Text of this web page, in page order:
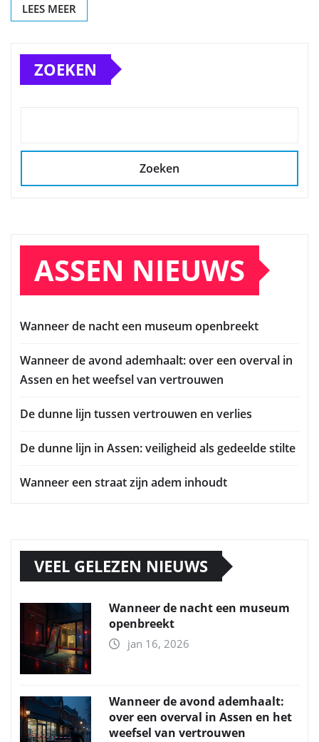
LEES MEER
ZOEKEN
Zoeken
ASSEN NIEUWS
Wanneer de nacht een museum openbreekt
Wanneer de avond ademhaalt: over een overval in
Assen en het weefsel van vertrouwen
De dunne lijn tussen vertrouwen en verlies
De dunne lijn in Assen: veiligheid als gedeelde stilte
Wanneer een straat zijn adem inhoudt
VEEL GELEZEN NIEUWS
Wanneer de nacht een museum
openbreekt
jan 16, 2026
Wanneer de avond ademhaalt:
over een overval in Assen en het
weefsel van vertrouwen